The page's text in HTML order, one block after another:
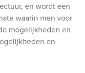
en wordt een
waarin men voor
mogelijkheden en
en